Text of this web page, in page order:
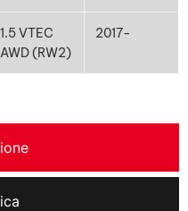
1.5VTEC
AWD(RW2)
2017-